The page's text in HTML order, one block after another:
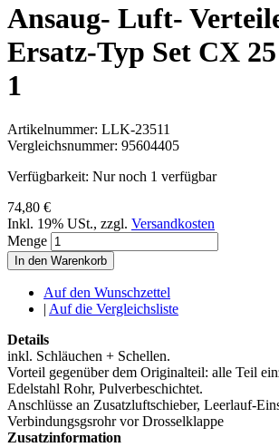
Ansaug- Luft-
Ersatz-Typ Set CX
1
Artikelnummer: LLK-23511
Vergleichsnummer: 95604405
Verfügbarkeit: Nur noch 1 verfügbar
74,80 €
Inkl. 19% USt., zzgl. Versandkosten
Menge
In den Warenkorb
Auf den Wunschzettel
| Auf die Vergleichsliste
Details
inkl. Schläuchen + Schellen.
Vorteil gegenüber dem Originalteil: alle Teil
Edelstahl Rohr, Pulverbeschichtet.
Anschlüsse an Zusatzluftschieber, Leerlauf-
Verbindungsgsrohr vor Drosselklappe
Zusatzinformation